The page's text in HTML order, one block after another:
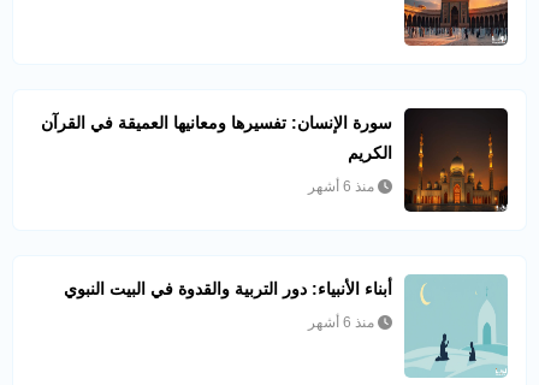
سورة الإنسان: تفسيرها ومعانيها العميقة في القرآن
الكريم
منذ 6 أشهر
أبناء الأنبياء: دور التربية والقدوة في البيت النبوي
منذ 6 أشهر